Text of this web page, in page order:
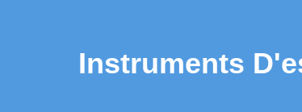
Instruments